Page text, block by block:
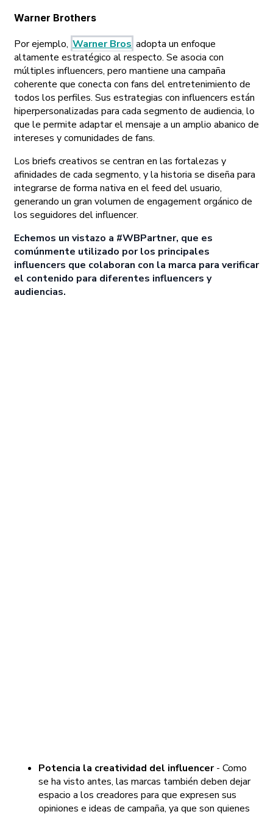
Warner Brothers
Por ejemplo, Warner Bros adopta un enfoque
altamente estratégico al respecto. Se asocia con
múltiples influencers, pero mantiene una campaña
coherente que conecta con fans del entretenimiento de
todos los perfiles. Sus estrategias con influencers están
hiperpersonalizadas para cada segmento de audiencia, lo
que le permite adaptar el mensaje a un amplio abanico de
intereses y comunidades de fans.
Los briefs creativos se centran en las fortalezas y
afinidades de cada segmento, y la historia se diseña para
integrarse de forma nativa en el feed del usuario,
generando un gran volumen de engagement orgánico de
los seguidores del influencer.
Echemos un vistazo a #WBPartner, que es
comúnmente utilizado por los principales
influencers que colaboran con la marca para verificar
el contenido para diferentes influencers y
audiencias.
Potencia la creatividad del influencer- Como
se ha visto antes, las marcas también deben dejar
espacio a los creadores para que expresen sus
opiniones e ideas de campaña, ya que son quienes